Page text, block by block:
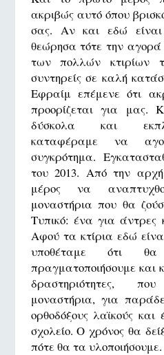
ακριβώς αυτό όπου
σας. Αν και εδώ
θεώρησα τότε την αγορά
των πολλών κτιρίων
συντηρείς σε καλή
Εφραίμ επέμενε ότι
προορίζεται για
δύσκολα και
καταφέραμε να
συγκρότημα.
του 2013. Από την
μέρος να
μοναστήρια που θα
Τυπικό: ένα για άντρες
Αφού τα κτίρια εδώ
υποθέταμε ότι
πραγματοποιήσουμε και
δραστηριότητες,
μοναστήρια, για
ορθοδόξους λαϊκούς και
σχολείο. Ο χρόνος θα
πότε θα τα υλοποιήσουμε.